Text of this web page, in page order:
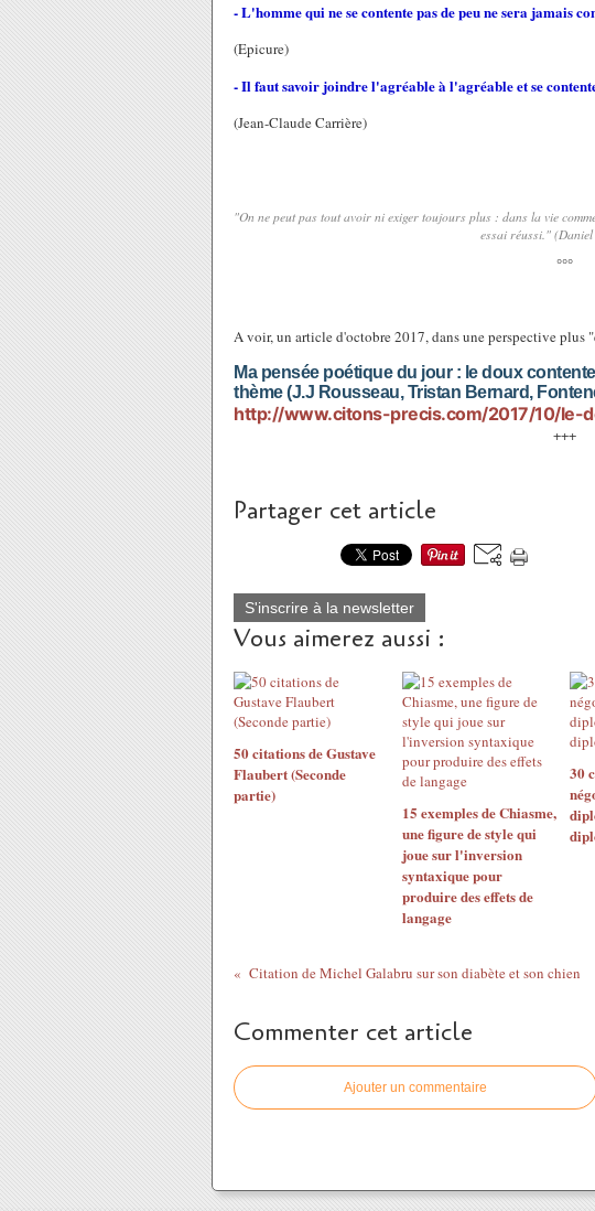
- L'homme qui ne se contente pas de peu ne sera jamais
(Epicure)
- Il faut savoir joindre l'agréable à l'agréable et se
(Jean-Claude Carrière)
"On ne peut pas tout avoir ni exiger toujours plus : dans la vie
essai réussi."
°°°
A voir, un article d'octobre 2017, dans une perspective plus
Ma pensée poétique du jour : le doux
thème (J.J Rousseau, Tristan Bernard,
http://www.citons-precis.com/2017/10/le-
+++
Partager cet article
S'inscrire à la newsletter
Vous aimerez aussi :
50 citations de Gustave
Flaubert (Seconde
partie)
15 exemples de Chiasme,
une figure de style qui
joue sur l'inversion
syntaxique pour
produire des effets de
langage
30
Citation de Michel Galabru sur son diabète et son chien
Commenter cet article
Ajouter un commentaire